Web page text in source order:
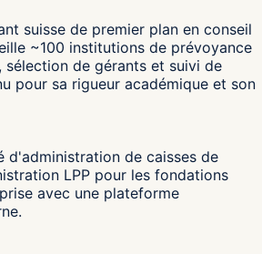
suisse de premier plan en conseil
~100 institutions de prévoyance
de gérants et suivi de
pour sa rigueur académique et son
d'administration de caisses de
LPP pour les fondations
avec une plateforme